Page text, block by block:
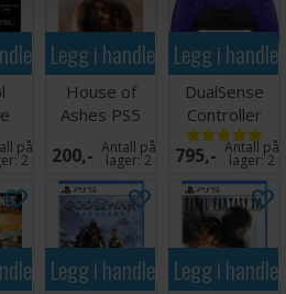
på
2
Legg i handlekurven
House of
Ashes PS5
200,- Antall på
lager:2
Legg i
DualSense
Controller
Galactic
Purple PS5
795,- Antall på
lager:2
Legg i handlekurven
Legg i